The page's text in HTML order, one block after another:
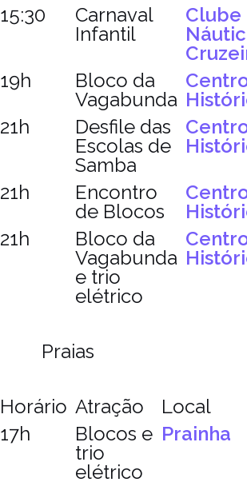
15:30
Carnaval
Infantil
Clube
19h
Bloco da
Vagabunda
21h
Desfile das
Escolas de
Samba
21h
Encontro
de Blocos
21h
Bloco da
Vagabunda
e trio
elétrico
Praias
Horário Atração
Local
17h
Blocos e
trio
elétrico
Prainha